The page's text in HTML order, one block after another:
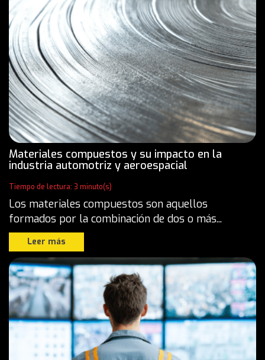
Materiales compuestos y su impacto en la
industria automotriz y aeroespacial
Tiempo de lectura: 3 minuto(s)
Los materiales compuestos son aquellos
formados por la combinación de dos o más...
Leer más